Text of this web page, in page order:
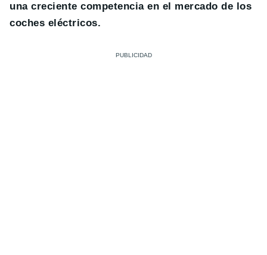
una creciente competencia en el mercado de los
coches eléctricos.